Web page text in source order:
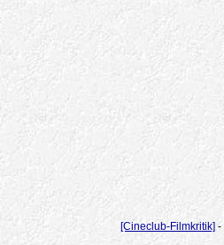
[Cineclub-Filmkritik] -